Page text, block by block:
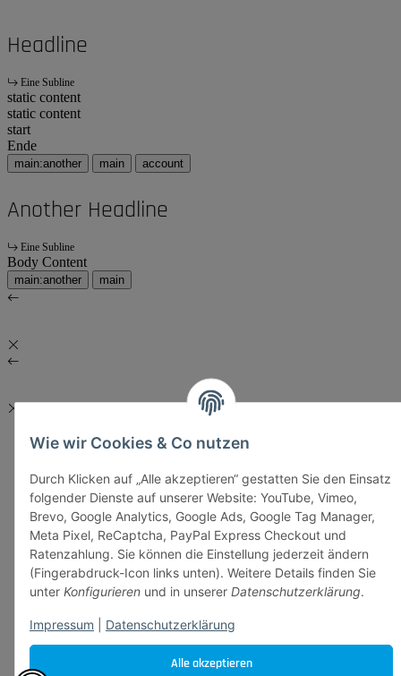
Alle akzeptieren
Wie wir Cookies & Co nutzen
Durch Klicken auf „Alle akzeptieren“ gestatten Sie den Einsatz
folgender Dienste auf unserer Website: YouTube, Vimeo,
Brevo, Google Analytics, Google Ads, Google Tag Manager,
Meta Pixel, ReCaptcha, PayPal Express Checkout und
Ratenzahlung. Sie können die Einstellung jederzeit ändern
(Fingerabdruck-Icon links unten). Weitere Details finden Sie
unter Konfigurieren und in unserer Datenschutzerklärung.
Impressum Datenschutzerklärung
Headline
Eine Subline
static content
static content
start
Ende
main:another main account
Another Headline
Eine Subline
Body Content
main:another main